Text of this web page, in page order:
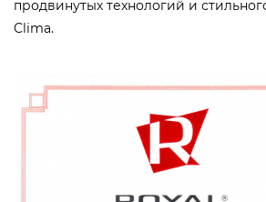
продвинутых технологий и
Clima.